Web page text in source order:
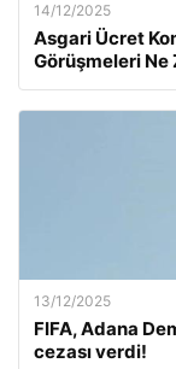
14/12/2025
Asgari Ücret
Görüşmeleri Ne
13/12/2025
FIFA, Adana
cezası verdi!